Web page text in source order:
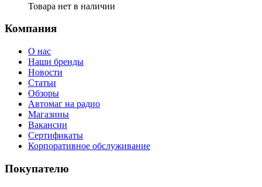
Товара нет в наличии
Компания
О нас
Наши бренды
Новости
Статьи
Обзоры
Автомаг на радио
Магазины
Вакансии
Сертификаты
Корпоративное обслуживание
Покупателю